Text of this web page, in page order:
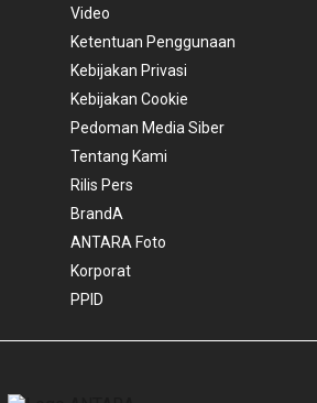
Video
Ketentuan Penggunaan
Kebijakan Privasi
Kebijakan Cookie
Pedoman Media Siber
Tentang Kami
Rilis Pers
BrandA
ANTARA Foto
Korporat
PPID